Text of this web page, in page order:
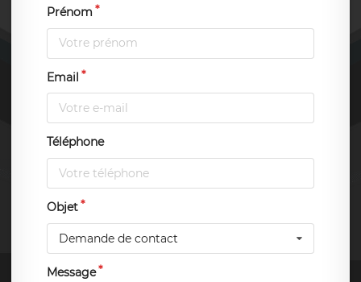
Prénom
Email
Téléphone
Objet
Demande de contact
Message